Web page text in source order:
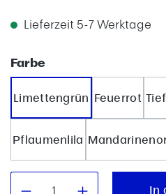
Lieferzeit 5-7 Werktage
Farbeauswählen
Limettengrün Feuerrot
Pflaumenlila
Produkt Anzahl: In